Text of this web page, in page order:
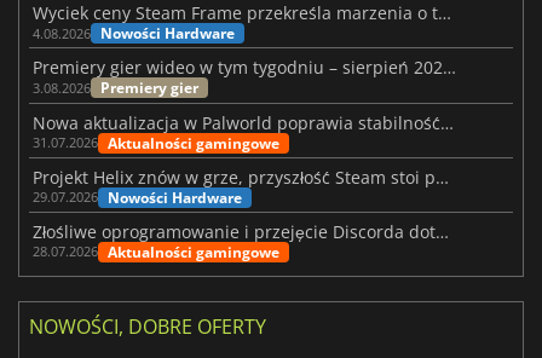
Wyciek ceny Steam Frame przekreśla marzenia o tanim zestawie VR
4.08.2026 Nowości Hardware
Premiery gier wideo w tym tygodniu – sierpień 2026 r. (32. tydzień)
3.08.2026 Premiery gier
Nowa aktualizacja w Palworld poprawia stabilność Sunreach i walk z bossami
31.07.2026 Aktualności gamingowe
Projekt Helix znów w grze, przyszłość Steam stoi pod znakiem zapytania
29.07.2026 Nowości Hardware
Złośliwe oprogramowanie i przejęcie Discorda dotknęły Meccha Chameleon
28.07.2026 Aktualności gamingowe
NOWOŚCI, DOBRE OFERTY